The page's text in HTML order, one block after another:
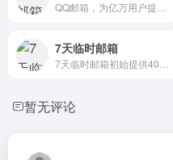
7天临时邮箱
暂无评论